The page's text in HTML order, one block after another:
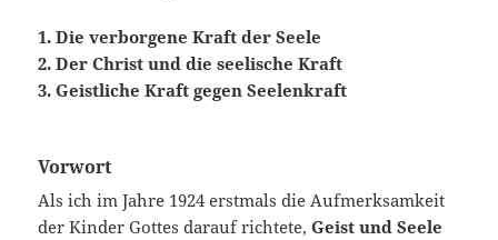
1. Die verborgene Kraft der Seele
2. Der Christ und die seelische Kraft
3. Geistliche Kraft gegen Seelenkraft
Vorwort
Als ich im Jahre 1924 erstmals die Aufmerksamkeit
der Kinder Gottes darauf richtete,Geist und Seele